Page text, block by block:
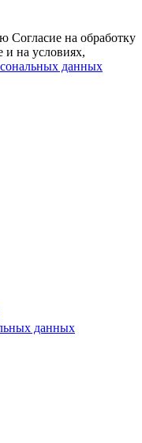
Согласие на обработку
и на условиях,
данных
данных